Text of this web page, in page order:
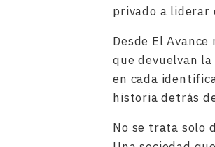
privado a liderar
Desde El
que devuelvan
en cada
historia detrás
No se trata solo